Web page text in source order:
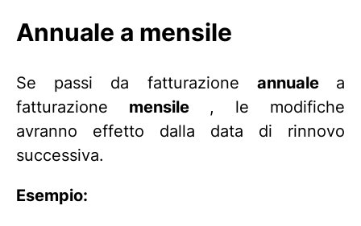
Annuale a mensile
Se passi da fatturazione annuale a
fatturazione mensile , le modifiche
avranno effetto dalla data di rinnovo
successiva.
Esempio: